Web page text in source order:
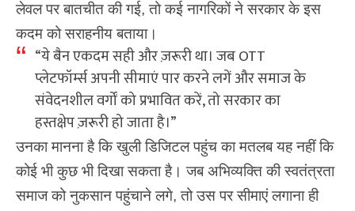
लेवल पर बातचीत की गई, तो कई नागरिकों ने सरकार के इस
कदम को सराहनीय बताया।
“ये बैन एकदम सही और ज़रूरी था। जब OTT
प्लेटफॉर्म्स अपनी सीमाएं पार करने लगें और समाज के
संवेदनशील वर्गों को प्रभावित करें, तो सरकार का
हस्तक्षेप ज़रूरी हो जाता है।”
उनका मानना है कि खुली डिजिटल पहुंच का मतलब यह नहीं कि
कोई भी कुछ भी दिखा सकता है। जब अभिव्यक्ति की स्वतंत्रता
समाज को नुकसान पहुंचाने लगे, तो उस पर सीमाएं लगाना ही